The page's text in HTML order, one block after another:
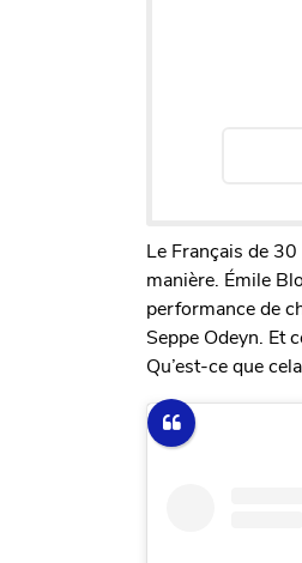
Le Français de
manière. Émile
performance de
Seppe Odeyn. Et
Qu’est-ce que